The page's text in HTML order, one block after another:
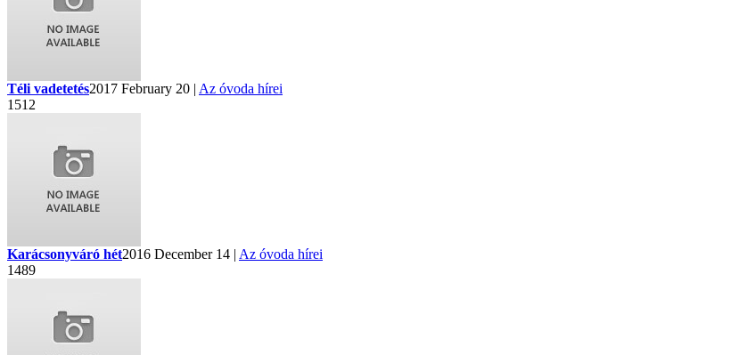
Téli vadetetés2017 February 20 | Az óvoda hírei
1512
Karácsonyváró hét2016 December 14 | Az óvoda hírei
1489